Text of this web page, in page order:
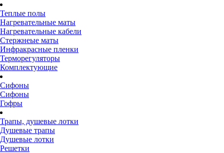
Теплые полы
Нагревательные маты
Нагревательные кабели
Стержнеые маты
Инфракрасные пленки
Терморегуляторы
Комплектующие
Сифоны
Сифоны
Гофры
Трапы, душевые лотки
Душевые трапы
Душевые лотки
Решетки